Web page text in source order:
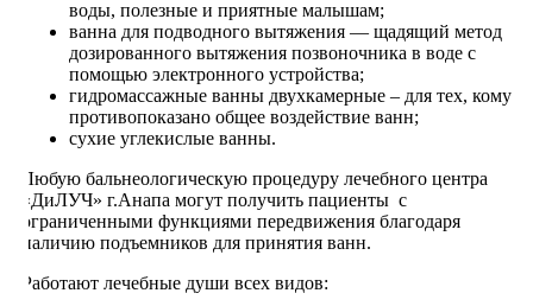
воды, полезные и приятные малышам;
ванна для подводного вытяжения — щадящий метод
дозированного вытяжения позвоночника в воде с
помощью электронного устройства;
гидромассажные ванны двухкамерные – для тех, кому
противопоказано общее воздействие ванн;
сухие углекислые ванны.
Любую бальнеологическую процедуру лечебного центра
«ДиЛУЧ» г.Анапа могут получить пациенты с
ограниченными функциями передвижения благодаря
наличию подъемников для принятия ванн.
Работают лечебные души всех видов: